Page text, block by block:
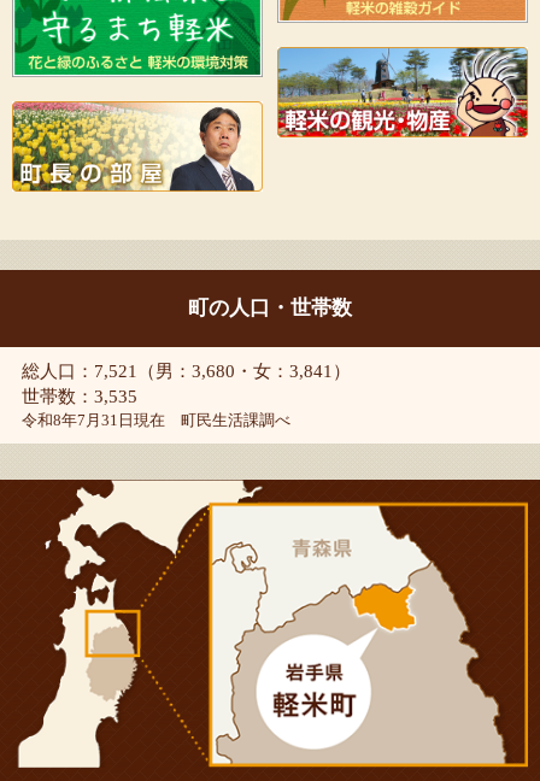
町の人口・世帯数
総人口：7,521（男：3,680・女：3,841）
世帯数：3,535
令和8年7月31日現在 町民生活課調べ